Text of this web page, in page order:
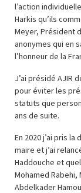
l’action
Harkis qu’ils
Meyer, Président
anonymes qui en
l’honneur de la
J’ai présidé AJIR
pour éviter les
statuts que
ans de suite.
En 2020 j’ai pris
maire et j’ai
Haddouche et
Mohamed Rabehi,
Abdelkader